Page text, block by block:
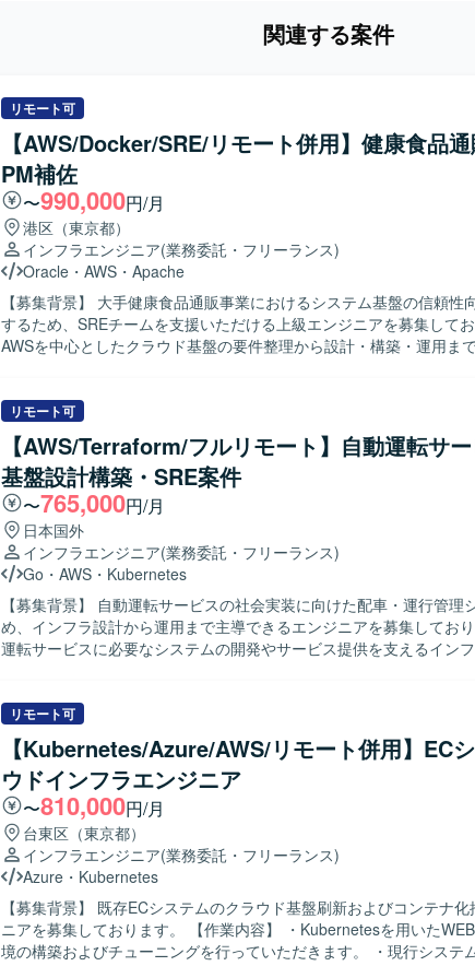
関連する案件
リモート可
【AWS/Docker/SRE/リモート併用】健康食品
PM補佐
〜990,000円/月
港区（東京都）
インフラエンジニア(業務委託・フリーランス)
Oracle ・ AWS ・ Apache
【募集背景】 大手健康食品通販事業におけるシステム基盤の信頼性
するため、SREチームを支援いただける上級エンジニアを募集しております。 【
AWSを中心としたクラウド基盤の要件整理から設計・構築・運用ま
GitHub ActionsやTerraformを用いたCI/CDおよびIaC環境の整備・改
PM補佐として、タスクの整理や進行管理、関係者との調整など、プ
務も担っていただきます。 【求める人物像】 要件に対して自らタスク分解を行い、主体的に課
題解決へ取り組める方を求めております。 SREチーム内外のメンバ
ションを図りながら、周囲を巻き込んで業務を推進できる方が望まし
く、レビューや顧客折衝を通じて品質向上や改善提案に前向きに取
す。 【ポジションの魅力】 クラウドネイティブな環境で、設計から構築・運用まで一連の工程
に関わることができます。 SREとしてシステム全体の信頼性や運用
PM補佐として上流の推進業務にも関与いただけるため、技術とマネ
ップが可能です。 【開発環境】 AWS上でのクラウド基盤、ECSやFargateなどのコンテナ基
盤、GitHub Actionsを用いたCI/CDパイプライン、Terraformを用い
おります。
リモート可
【AWS/Terraform/フルリモート】自動運転サ
基盤設計構築・SRE案件
〜765,000円/月
日本国外
インフラエンジニア(業務委託・フリーランス)
Go ・ AWS ・ Kubernetes
【募集背景】 自動運転サービスの社会実装に向けた配車・運行管理
め、インフラ設計から運用まで主導できるエンジニアを募集しております。 【作業内
運転サービスに必要なシステムの開発やサービス提供を支えるイン
後はインフラエンジニア/SREとして、環境の構築および最適化を主
的には、開発およびサービス提供基盤のアーキテクト設計や基本設
築、SREとして環境の自動化や最適化などを行っていただきます。 【求める人物像】 自ら主体
的にサービス基盤づくりに取り組み、非機能要件を意識した設計・改
ります。 長期的なサービス展開を見据え、チームと協調しながら継
が望ましいです。 【ポジションの魅力】 サービスとして安全かつ継続的に運用するための基盤
づくりに深く関わることができます。 スモールスタートから5年スパ
たプロジェクトであり、立ち上げフェーズから仕様検討やアーキテク
す。 移動支援や地域交通の維持、ドライバー不足などの社会課題の
ラ領域に挑戦できる点も大きな魅力です。 【開発環境】 クラウド：AWS または GCP 基盤：
EKS + マネージドサービス 言語：Go / React など（予定） その他：
処理設計 など
リモート可
【Kubernetes/Azure/AWS/リモート併用】EC
ウドインフラエンジニア
〜810,000円/月
台東区（東京都）
インフラエンジニア(業務委託・フリーランス)
Azure ・ Kubernetes
【募集背景】 既存ECシステムのクラウド基盤刷新およびコンテナ
ニアを募集しております。 【作業内容】 ・Kubernetesを用いたWEBアプリケーション動作環
境の構築およびチューニングを行っていただきます。 ・現行システ